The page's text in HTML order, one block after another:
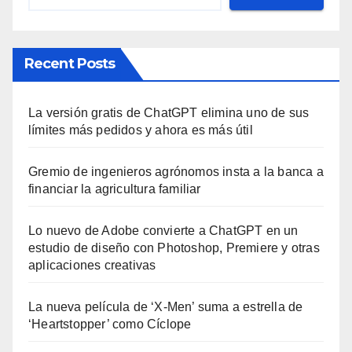
Recent Posts
La versión gratis de ChatGPT elimina uno de sus
límites más pedidos y ahora es más útil
Gremio de ingenieros agrónomos insta a la banca a
financiar la agricultura familiar
Lo nuevo de Adobe convierte a ChatGPT en un
estudio de diseño con Photoshop, Premiere y otras
aplicaciones creativas
La nueva película de ‘X-Men’ suma a estrella de
‘Heartstopper’ como Cíclope